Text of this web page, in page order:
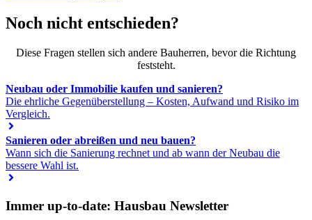
Noch nicht entschieden?
Diese Fragen stellen sich andere Bauherren, bevor die Richtung
feststeht.
Neubau oder Immobilie kaufen und sanieren?
Die ehrliche Gegenüberstellung – Kosten, Aufwand und Risiko im
Vergleich.
Sanieren oder abreißen und neu bauen?
Wann sich die Sanierung rechnet und ab wann der Neubau die
bessere Wahl ist.
Immer up-to-date: Hausbau Newsletter